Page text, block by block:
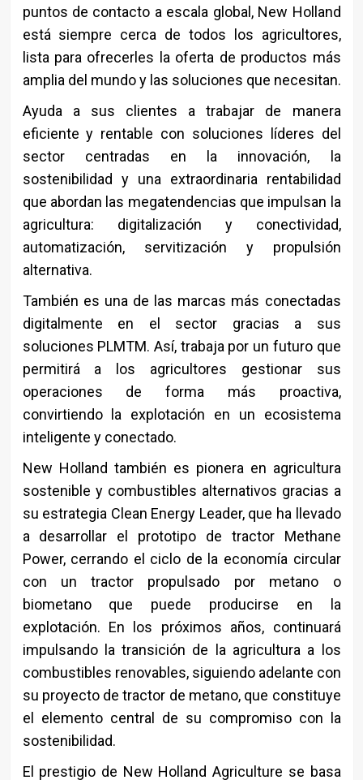
puntos de contacto a escala global, New Holland
está siempre cerca de todos los agricultores,
lista para ofrecerles la oferta de productos más
amplia del mundo y las soluciones que necesitan.
Ayuda a sus clientes a trabajar de manera
eficiente y rentable con soluciones líderes del
sector centradas en la innovación, la
sostenibilidad y una extraordinaria rentabilidad
que abordan las megatendencias que impulsan la
agricultura: digitalización y conectividad,
automatización, servitización y propulsión
alternativa.
También es una de las marcas más conectadas
digitalmente en el sector gracias a sus
soluciones PLMTM. Así, trabaja por un futuro que
permitirá a los agricultores gestionar sus
operaciones de forma más proactiva,
convirtiendo la explotación en un ecosistema
inteligente y conectado.
New Holland también es pionera en agricultura
sostenible y combustibles alternativos gracias a
su estrategia Clean Energy Leader, que ha llevado
a desarrollar el prototipo de tractor Methane
Power, cerrando el ciclo de la economía circular
con un tractor propulsado por metano o
biometano que puede producirse en la
explotación. En los próximos años, continuará
impulsando la transición de la agricultura a los
combustibles renovables, siguiendo adelante con
su proyecto de tractor de metano, que constituye
el elemento central de su compromiso con la
sostenibilidad.
El prestigio de New Holland Agriculture se basa